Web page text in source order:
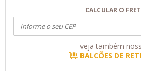
CALCULAR O
veja também
BALCÕES DE